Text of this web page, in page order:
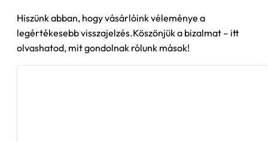
Hiszünk abban, hogy vásárlóink véleménye a
legértékesebb visszajelzés.Köszönjük a bizalmat – itt
olvashatod, mit gondolnak rólunk mások!